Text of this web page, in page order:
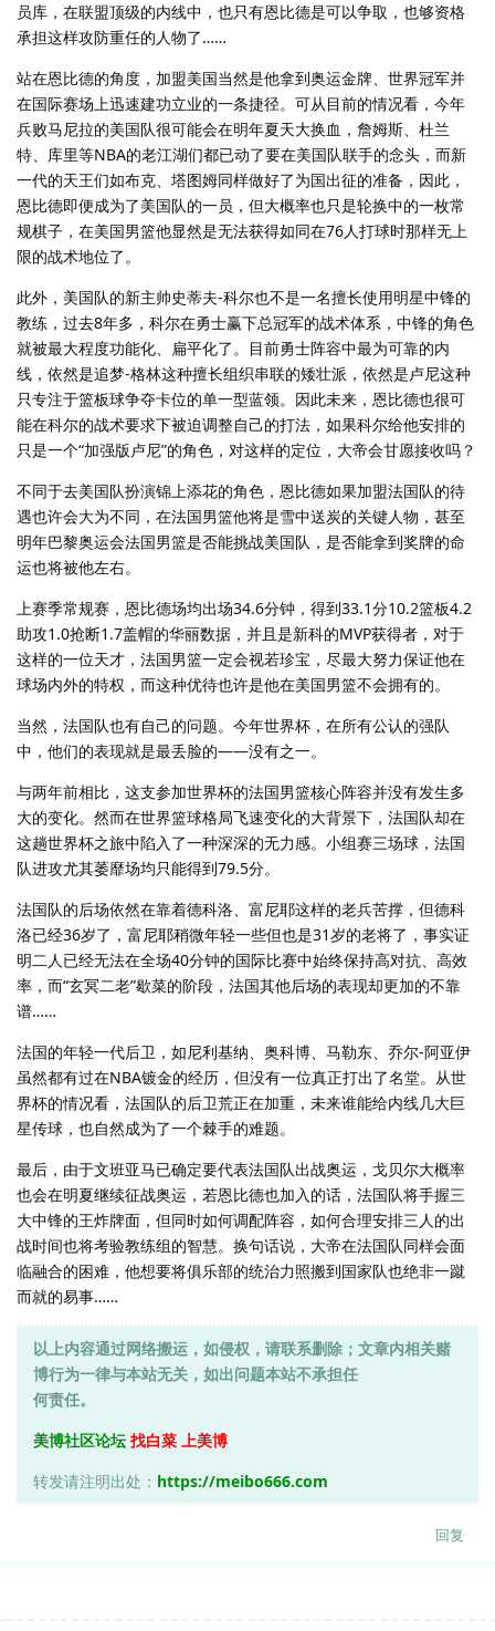
员库，在联盟顶级的内线中，也只有恩比德是可以争取，也够资格
承担这样攻防重任的人物了……
站在恩比德的角度，加盟美国当然是他拿到奥运金牌、世界冠军并
在国际赛场上迅速建功立业的一条捷径。可从目前的情况看，今年
兵败马尼拉的美国队很可能会在明年夏天大换血，詹姆斯、杜兰
特、库里等NBA的老江湖们都已动了要在美国队联手的念头，而新
一代的天王们如布克、塔图姆同样做好了为国出征的准备，因此，
恩比德即便成为了美国队的一员，但大概率也只是轮换中的一枚常
规棋子，在美国男篮他显然是无法获得如同在76人打球时那样无上
限的战术地位了。
此外，美国队的新主帅史蒂夫-科尔也不是一名擅长使用明星中锋的
教练，过去8年多，科尔在勇士赢下总冠军的战术体系，中锋的角色
就被最大程度功能化、扁平化了。目前勇士阵容中最为可靠的内
线，依然是追梦-格林这种擅长组织串联的矮壮派，依然是卢尼这种
只专注于篮板球争夺卡位的单一型蓝领。因此未来，恩比德也很可
能在科尔的战术要求下被迫调整自己的打法，如果科尔给他安排的
只是一个“加强版卢尼”的角色，对这样的定位，大帝会甘愿接收吗？
不同于去美国队扮演锦上添花的角色，恩比德如果加盟法国队的待
遇也许会大为不同，在法国男篮他将是雪中送炭的关键人物，甚至
明年巴黎奥运会法国男篮是否能挑战美国队，是否能拿到奖牌的命
运也将被他左右。
上赛季常规赛，恩比德场均出场34.6分钟，得到33.1分10.2篮板4.2
助攻1.0抢断1.7盖帽的华丽数据，并且是新科的MVP获得者，对于
这样的一位天才，法国男篮一定会视若珍宝，尽最大努力保证他在
球场内外的特权，而这种优待也许是他在美国男篮不会拥有的。
当然，法国队也有自己的问题。今年世界杯，在所有公认的强队
中，他们的表现就是最丢脸的——没有之一。
与两年前相比，这支参加世界杯的法国男篮核心阵容并没有发生多
大的变化。然而在世界篮球格局飞速变化的大背景下，法国队却在
这趟世界杯之旅中陷入了一种深深的无力感。小组赛三场球，法国
队进攻尤其萎靡场均只能得到79.5分。
法国队的后场依然在靠着德科洛、富尼耶这样的老兵苦撑，但德科
洛已经36岁了，富尼耶稍微年轻一些但也是31岁的老将了，事实证
明二人已经无法在全场40分钟的国际比赛中始终保持高对抗、高效
率，而“玄冥二老”歇菜的阶段，法国其他后场的表现却更加的不靠
谱……
法国的年轻一代后卫，如尼利基纳、奥科博、马勒东、乔尔-阿亚伊
虽然都有过在NBA镀金的经历，但没有一位真正打出了名堂。从世
界杯的情况看，法国队的后卫荒正在加重，未来谁能给内线几大巨
星传球，也自然成为了一个棘手的难题。
最后，由于文班亚马已确定要代表法国队出战奥运，戈贝尔大概率
也会在明夏继续征战奥运，若恩比德也加入的话，法国队将手握三
大中锋的王炸牌面，但同时如何调配阵容，如何合理安排三人的出
战时间也将考验教练组的智慧。换句话说，大帝在法国队同样会面
临融合的困难，他想要将俱乐部的统治力照搬到国家队也绝非一蹴
而就的易事……
以上内容通过网络搬运，如侵权，请联系删除；文章内相关赌
博行为一律与本站无关，如出问题本站不承担任
何责任。
美博社区论坛 找白菜 上美博
转发请注明出处： https://meibo666.com
回复